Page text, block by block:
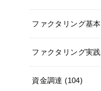
ファクタリング基本
ファクタリング実践
資金調達 (104)